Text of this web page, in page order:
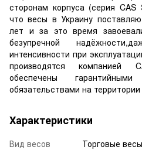
сторонам корпуса (серия
что весы в Украину
лет и за это время
безупречной
интенсивности при
производятся компанией
обеспечены
обязательствами на
Характеристики
Вид весов Торговые